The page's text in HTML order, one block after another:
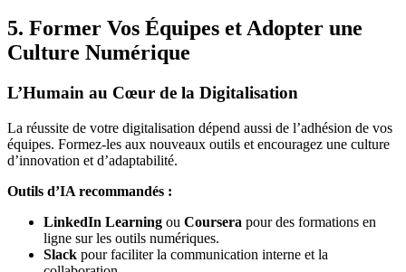
5. Former Vos Équipes et Adopter une
Culture Numérique
L’Humain au Cœur de la Digitalisation
La réussite de votre digitalisation dépend aussi de l’adhésion de vos
équipes. Formez-les aux nouveaux outils et encouragez une culture
d’innovation et d’adaptabilité.
Outils d’IA recommandés :
LinkedIn Learning ou Coursera pour des formations en
ligne sur les outils numériques.
Slack pour faciliter la communication interne et la